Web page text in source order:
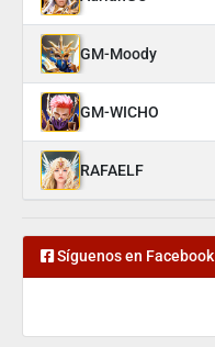
GM-Moody
GM-WICHO
RAFAELF
Síguenos en Facebook